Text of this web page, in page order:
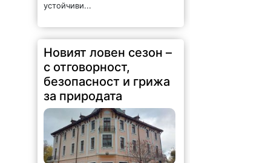
устойчиви...
Новият ловен сезон –
с отговорност,
безопасност и грижа
за природата